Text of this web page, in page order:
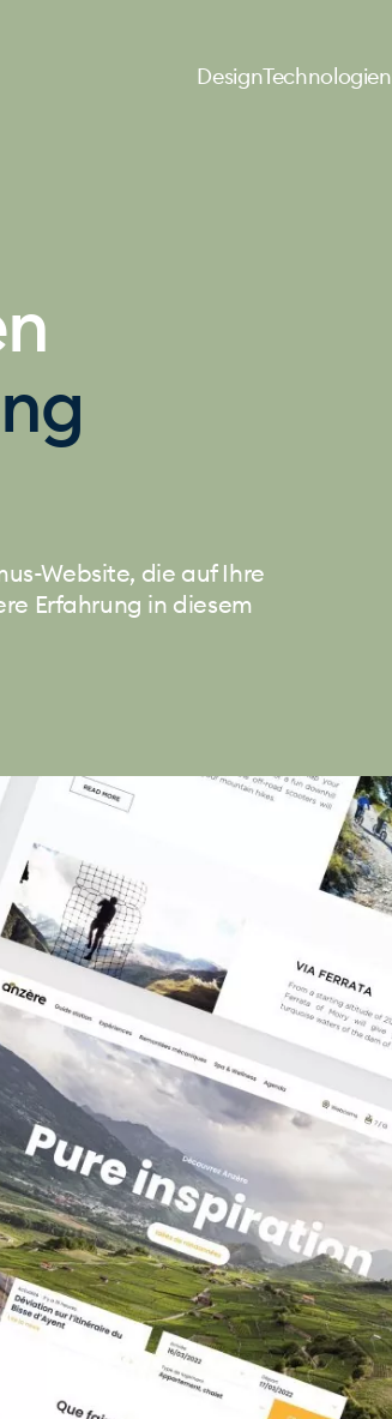
DesignTechnologien
Website, die auf Ihre
Erfahrung in diesem